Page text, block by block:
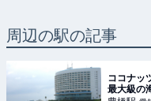
周辺の駅の記事
ココナッ
最大級の